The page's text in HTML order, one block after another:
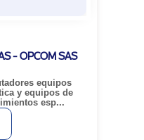
- OPCOM SAS
equipos
y equipos de
esp...